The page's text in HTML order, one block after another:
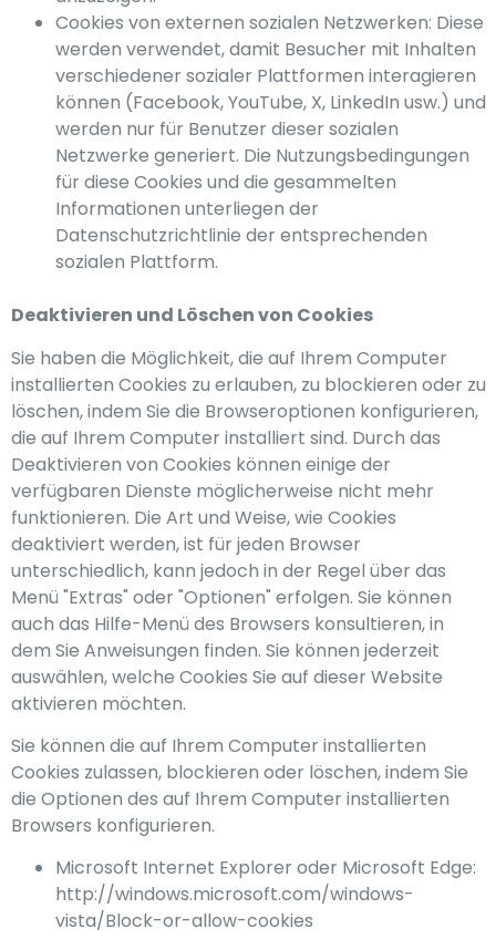
Cookies von externen sozialen Netzwerken: Diese
werden verwendet, damit Besucher mit Inhalten
verschiedener sozialer Plattformen interagieren
können (Facebook, YouTube, X, LinkedIn usw.) und
werden nur für Benutzer dieser sozialen
Netzwerke generiert. Die Nutzungsbedingungen
für diese Cookies und die gesammelten
Informationen unterliegen der
Datenschutzrichtlinie der entsprechenden
sozialen Plattform.
Deaktivieren und Löschen von Cookies
Sie haben die Möglichkeit, die auf Ihrem Computer
installierten Cookies zu erlauben, zu blockieren oder zu
löschen, indem Sie die Browseroptionen konfigurieren,
die auf Ihrem Computer installiert sind. Durch das
Deaktivieren von Cookies können einige der
verfügbaren Dienste möglicherweise nicht mehr
funktionieren. Die Art und Weise, wie Cookies
deaktiviert werden, ist für jeden Browser
unterschiedlich, kann jedoch in der Regel über das
Menü "Extras" oder "Optionen" erfolgen. Sie können
auch das Hilfe-Menü des Browsers konsultieren, in
dem Sie Anweisungen finden. Sie können jederzeit
auswählen, welche Cookies Sie auf dieser Website
aktivieren möchten.
Sie können die auf Ihrem Computer installierten
Cookies zulassen, blockieren oder löschen, indem Sie
die Optionen des auf Ihrem Computer installierten
Browsers konfigurieren.
Microsoft Internet Explorer oder Microsoft Edge:
http://windows.microsoft.com/windows-
vista/Block-or-allow-cookies